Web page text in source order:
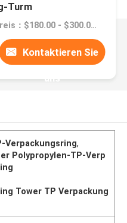
Turm
Preis：$180.00 - $300.00/ cubic meter
Kontaktieren Sie
uns
Verpackungsring,
Polypropylen-TP-Verp
Tower TP Verpackung